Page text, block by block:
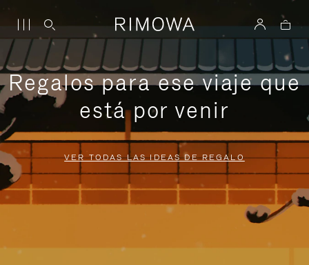
Regalos para ese viaje que
está por venir
VER TODAS LAS IDEAS DE REGALO